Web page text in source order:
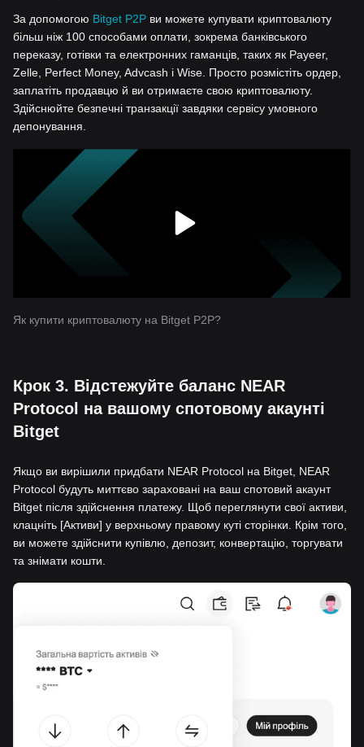
За допомогою Bitget P2P ви можете купувати криптовалюту
більш ніж 100 способами оплати, зокрема банківського
переказу, готівки та електронних гаманців, таких як Payeer,
Zelle, Perfect Money, Advcash і Wise. Просто розмістіть ордер,
заплатіть продавцю й ви отримаєте свою криптовалюту.
Здійснюйте безпечні транзакції завдяки сервісу умовного
депонування.
Як купити криптовалюту на Bitget P2P?
Крок 3. Відстежуйте баланс NEAR
Protocol на вашому спотовому акаунті
Bitget
Якщо ви вирішили придбати NEAR Protocol на Bitget, NEAR
Protocol будуть миттєво зараховані на ваш спотовий акаунт
Bitget після здійснення платежу. Щоб переглянути свої активи,
клацніть [Активи] у верхньому правому куті сторінки. Крім того,
ви можете здійснити купівлю, депозит, конвертацію, торгувати
та знімати кошти.